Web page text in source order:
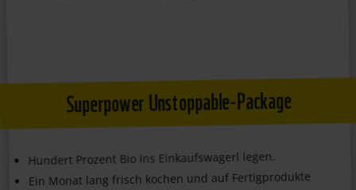
Superpower Unstoppable-Package
Hundert Prozent Bio ins Einkaufswagerl legen.
Ein Monat lang frisch kochen und auf Fertigprodukte